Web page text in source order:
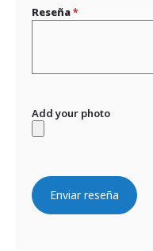
Reseña
Add your photo
Enviar reseña